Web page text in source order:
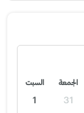
الجمعة السبت
31
1